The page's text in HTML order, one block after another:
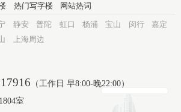
热门写字楼 网站热词
静安 普陀 虹口 杨浦 宝山 闵行
嘉定
上海周边
（工作日 早8:00-晚22:00）
室